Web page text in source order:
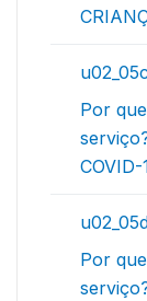
u02_05c
Por
COVID-
Por